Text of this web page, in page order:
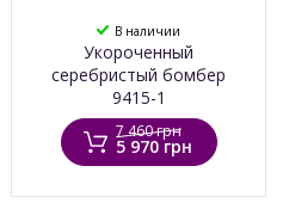
В наличии
Укороченный
серебристый бомбер
9415-1
7 460 грн
5 970 грн